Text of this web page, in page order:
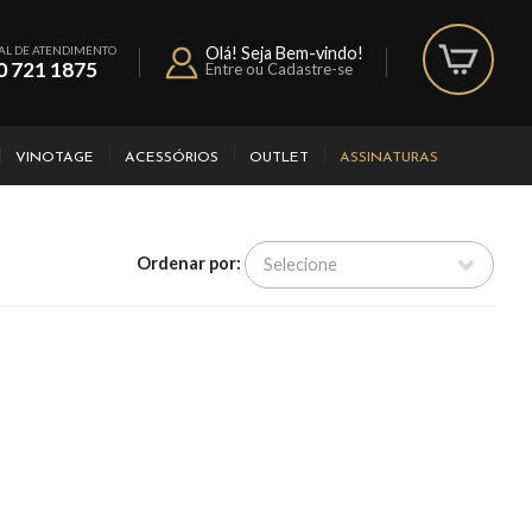
DE ATENDIMENTO
721 1875
Olá! Seja Bem-vindo!
Entre ou Cadastre-se
VINOTAGE ACESSÓRIOS OUTLET ASSINATURAS
Ordenar por: